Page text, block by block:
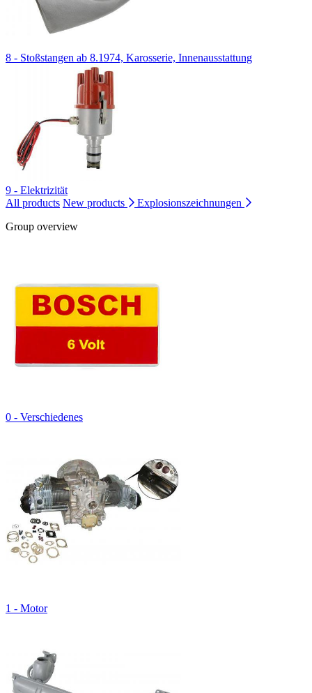
8 - Stoßstangen ab 8.1974, Karosserie, Innenausstattung
9 - Elektrizität
All products New products
Explosionszeichnungen
Group overview
0 - Verschiedenes
1 - Motor